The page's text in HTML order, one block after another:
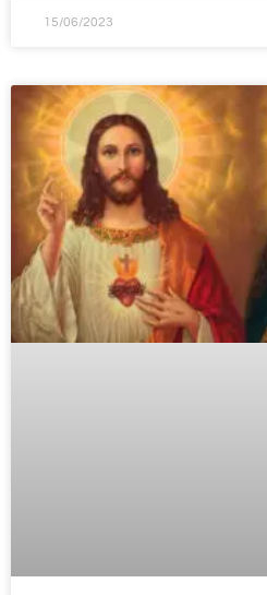
15/06/2023